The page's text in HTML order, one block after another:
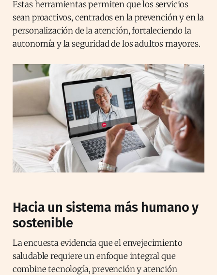
Estas herramientas permiten que los servicios
sean proactivos, centrados en la prevención y en la
personalización de la atención, fortaleciendo la
autonomía y la seguridad de los adultos mayores.
Hacia un sistema más humano y
sostenible
La encuesta evidencia que el envejecimiento
saludable requiere un enfoque integral que
combine tecnología, prevención y atención